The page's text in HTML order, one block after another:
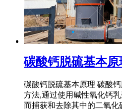
碳酸钙脱硫基本
碳酸钙脱硫基本原理 碳酸
方法,通过使用碱性氧化钙
而捕获和去除其中的二氧化